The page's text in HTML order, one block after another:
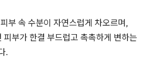
부 속 수분이 자연스럽게 차오르며,
피부가 한결 부드럽고 촉촉하게 변하는
.